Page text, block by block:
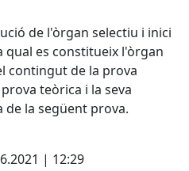
de l'òrgan selectiu i inici
qual es constitueix l'òrgan
contingut de la prova
teòrica i la seva
de la següent prova.
| 12:29